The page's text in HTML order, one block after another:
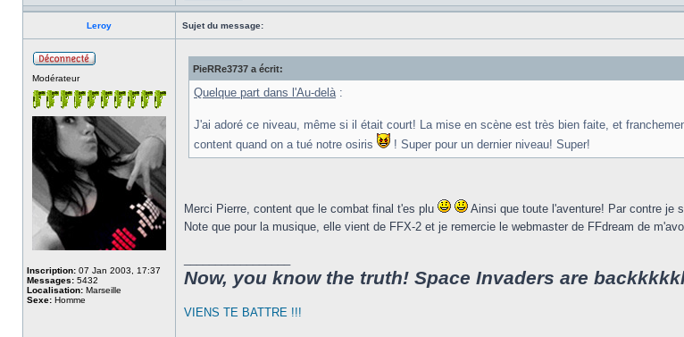
Leroy Sujet du message:
Modérateur
Inscription: 07 Jan 2003, 17:37
Messages: 5432
Localisation: Marseille
Sexe: Homme
PieRRe3737 a écrit:
Quelque part dans l'Au-delà:
J'ai adoré ce niveau, même si il était court! La mise en scène est très bien faite, et
content quand on a tué notre osiris
! Super pour un dernier niveau! Super!
Merci Pierre, content que le combat final t'es plu
Ainsi que toute l'aventure! Par contre je
Note que pour la musique, elle vient de FFX-2 et je remercie le webmaster de FFdream de
Now, you know the truth! Space Invaders are
VIENS TE BATTRE !!!